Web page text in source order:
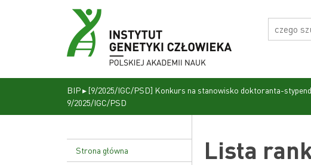
BIP▸ [9/2025/IGC/PSD] Konkurs na stanowisko doktoranta-
9/2025/IGC/PSD
Strona główna
Lista